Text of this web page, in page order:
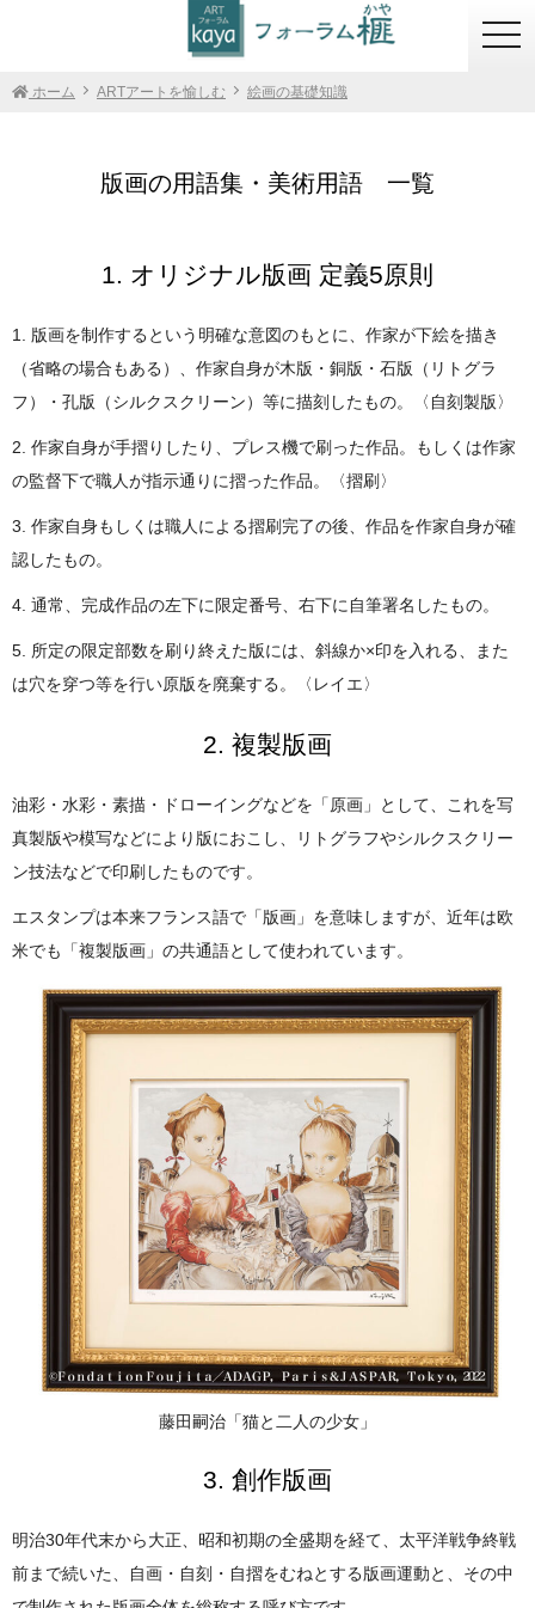
ホーム ARTアートを愉しむ 絵画の基礎知識
版画の用語集・美術用語 一覧
1. オリジナル版画 定義5原則
1. 版画を制作するという明確な意図のもとに、作家が下絵を描き
（省略の場合もある）、作家自身が木版・銅版・石版（リトグラ
フ）・孔版（シルクスクリーン）等に描刻したもの。〈自刻製版〉
2. 作家自身が手摺りしたり、プレス機で刷った作品。もしくは作家
の監督下で職人が指示通りに摺った作品。〈摺刷〉
3. 作家自身もしくは職人による摺刷完了の後、作品を作家自身が確
認したもの。
4. 通常、完成作品の左下に限定番号、右下に自筆署名したもの。
5. 所定の限定部数を刷り終えた版には、斜線か×印を入れる、また
は穴を穿つ等を行い原版を廃棄する。〈レイエ〉
2. 複製版画
油彩・水彩・素描・ドローイングなどを「原画」として、これを写
真製版や模写などにより版におこし、リトグラフやシルクスクリー
ン技法などで印刷したものです。
エスタンプは本来フランス語で「版画」を意味しますが、近年は欧
米でも「複製版画」の共通語として使われています。
藤田嗣治「猫と二人の少女」
3. 創作版画
明治30年代末から大正、昭和初期の全盛期を経て、太平洋戦争終戦
前まで続いた、自画・自刻・自摺をむねとする版画運動と、その中